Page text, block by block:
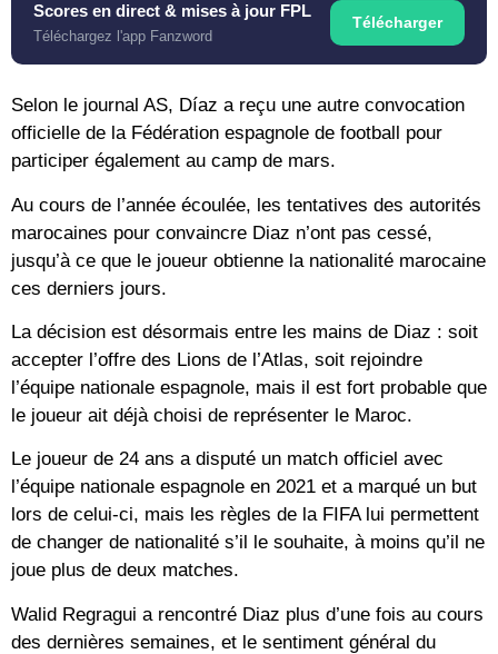
Scores en direct & mises à jour FPL
Téléchargez l'app Fanzword
Télécharger
Selon le journal AS, Díaz a reçu une autre convocation
officielle de la Fédération espagnole de football pour
participer également au camp de mars.
Au cours de l’année écoulée, les tentatives des autorités
marocaines pour convaincre Diaz n’ont pas cessé,
jusqu’à ce que le joueur obtienne la nationalité marocaine
ces derniers jours.
La décision est désormais entre les mains de Diaz : soit
accepter l’offre des Lions de l’Atlas, soit rejoindre
l’équipe nationale espagnole, mais il est fort probable que
le joueur ait déjà choisi de représenter le Maroc.
Le joueur de 24 ans a disputé un match officiel avec
l’équipe nationale espagnole en 2021 et a marqué un but
lors de celui-ci, mais les règles de la FIFA lui permettent
de changer de nationalité s’il le souhaite, à moins qu’il ne
joue plus de deux matches.
Walid Regragui a rencontré Diaz plus d’une fois au cours
des dernières semaines, et le sentiment général du